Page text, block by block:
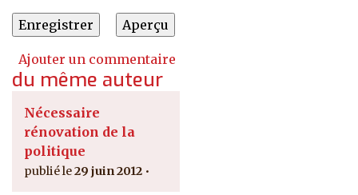
Ajouter un commentaire
du même auteur
Nécessaire
rénovation de la
politique
29 juin 2012